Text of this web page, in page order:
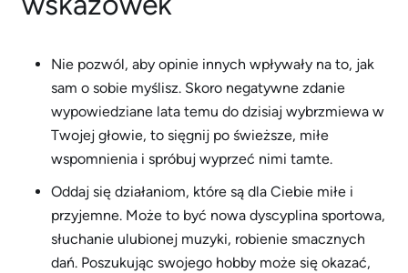
Nie pozwól, aby opinie innych wpływały na to, jak
sam o sobie myślisz. Skoro negatywne zdanie
wypowiedziane lata temu do dzisiaj wybrzmiewa w
Twojej głowie, to sięgnij po świeższe, miłe
wspomnienia i spróbuj wyprzeć nimi tamte.
Oddaj się działaniom, które są dla Ciebie miłe i
przyjemne. Może to być nowa dyscyplina sportowa,
słuchanie ulubionej muzyki, robienie smacznych
dań. Poszukując swojego hobby może się okazać,